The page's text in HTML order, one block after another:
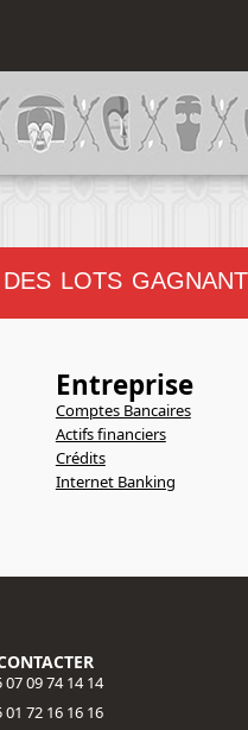
LOTS
Entreprise
Comptes Bancaires
Actifs financiers
Crédits
Internet Banking
07 09 74 14 14
01 72 16 16 16​